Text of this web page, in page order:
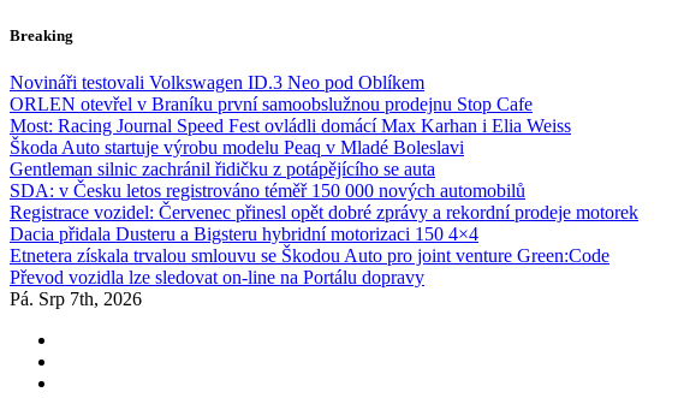
Skip
content
Breaking
Novináři testovali Volkswagen ID.3 Neo pod Oblíkem
ORLEN otevřel v Braníku první samoobslužnou prodejnu Stop Cafe
Most: Racing Journal Speed Fest ovládli domácí Max Karhan i Elia Weiss
Škoda Auto startuje výrobu modelu Peaq v Mladé Boleslavi
Gentleman silnic zachránil řidičku z potápějícího se auta
SDA: v Česku letos registrováno téměř 150 000 nových automobilů
Registrace vozidel: Červenec přinesl opět dobré zprávy a rekordní prodeje motorek
Dacia přidala Dusteru a Bigsteru hybridní motorizaci 150 4×4
Etnetera získala trvalou smlouvu se Škodou Auto pro joint venture Green:Code
Převod vozidla lze sledovat on-line na Portálu dopravy
Pá. Srp 7th, 2026